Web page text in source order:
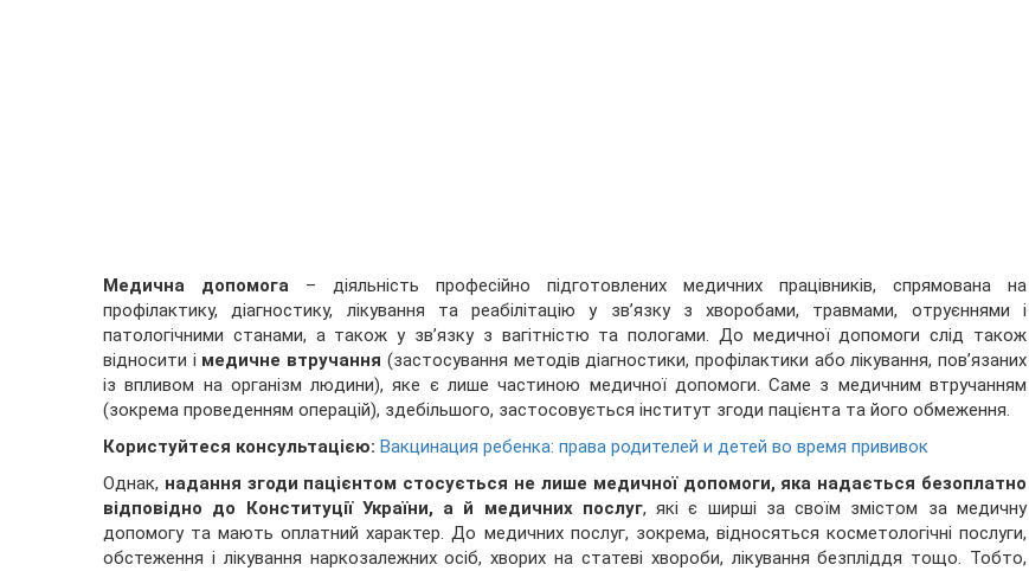
Медична допомога – діяльність професійно підготовлених медичних працівників, спрямована на
профілактику, діагностику, лікування та реабілітацію у зв’язку з хворобами, травмами, отруєннями і
патологічними станами, а також у зв’язку з вагітністю та пологами. До медичної допомоги слід також
відносити і медичне втручання (застосування методів діагностики, профілактики або лікування, пов’язаних
із впливом на організм людини), яке є лише частиною медичної допомоги. Саме з медичним втручанням
(зокрема проведенням операцій), здебільшого, застосовується інститут згоди пацієнта та його обмеження.
Користуйтеся консультацією: Вакцинация ребенка: права родителей и детей во время прививок
Однак, надання згоди пацієнтом стосується не лише медичної допомоги, яка надається безоплатно
відповідно до Конституції України, а й медичних послуг, які є ширші за своїм змістом за медичну
допомогу та мають оплатний характер. До медичних послуг, зокрема, відносяться косметологічні послуги,
обстеження і лікування наркозалежних осіб, хворих на статеві хвороби, лікування безпліддя тощо. Тобто,